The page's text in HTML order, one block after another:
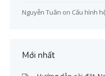
Nguyễn Tuân on Cấu hình
Mới nhất